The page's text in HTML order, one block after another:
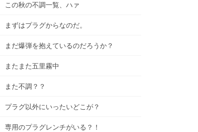
この秋の不調一覧、ハァ
まずはプラグからなのだ。
まだ爆弾を抱えているのだろうか？
またまた五里霧中
また不調？？
プラグ以外にいったいどこが？
専用のプラグレンチがいる？！